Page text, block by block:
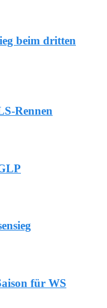
beim dritten
Rennen
für WS